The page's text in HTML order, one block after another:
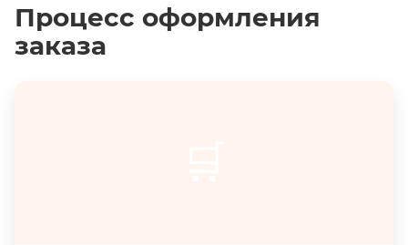
Процесс оформления
заказа